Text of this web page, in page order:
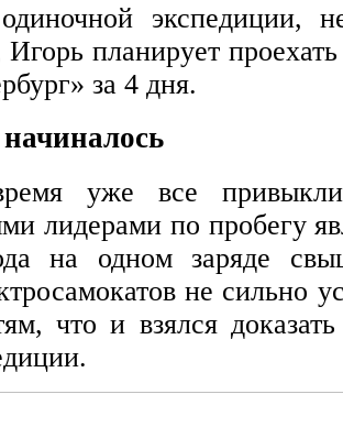
экспедиции,
Игорь планирует
за 4 дня.
уже все привыкли
лидерами по пробегу
на одном заряде
не сильно
что и взялся